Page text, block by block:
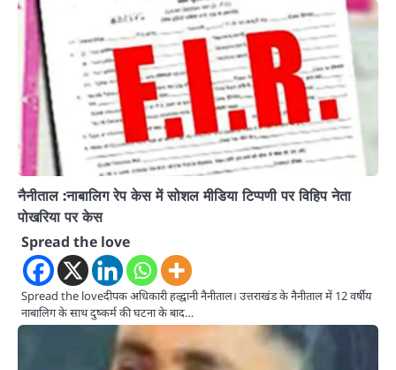
नैनीताल :नाबालिग रेप केस में सोशल मीडिया टिप्पणी पर विहिप नेता
पोखरिया पर केस
Spread the love
Spread the loveदीपक अधिकारी हल्द्वानी नैनीताल। उत्तराखंड के नैनीताल में 12 वर्षीय
नाबालिग के साथ दुष्कर्म की घटना के बाद…